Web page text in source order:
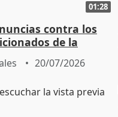
01:28
contra los
de la
de fútbol
20/07/2026